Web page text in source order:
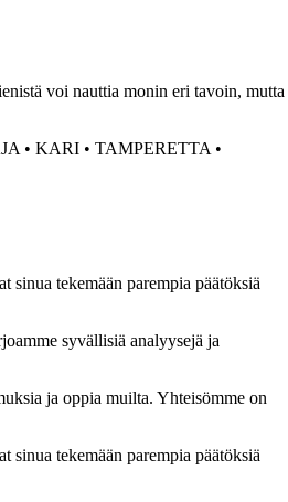
voi nauttia monin eri tavoin, mutta
• KARI • TAMPERETTA •
tekemään parempia päätöksiä
syvällisiä analyysejä ja
ja oppia muilta. Yhteisömme on
tekemään parempia päätöksiä